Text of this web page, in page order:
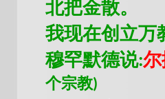
北把金散。
我现在创立万
穆罕默德说:
个宗教)